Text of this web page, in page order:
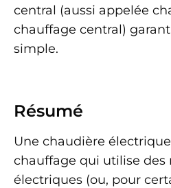
central (aussi appelée
chauffage central)
simple.
Résumé
Une chaudière
chauffage qui utilise des
électriques (ou, pour